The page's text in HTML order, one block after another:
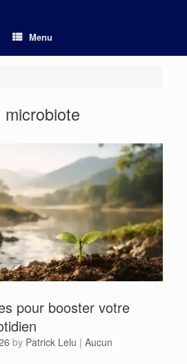
Menu
microbiote
pour booster votre
by Patrick Lelu | Aucun